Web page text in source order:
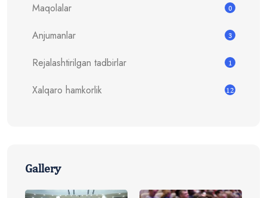
Maqolalar 0
Anjumanlar 3
Rejalashtirilgan tadbirlar 1
Xalqaro hamkorlik 12
Gallery